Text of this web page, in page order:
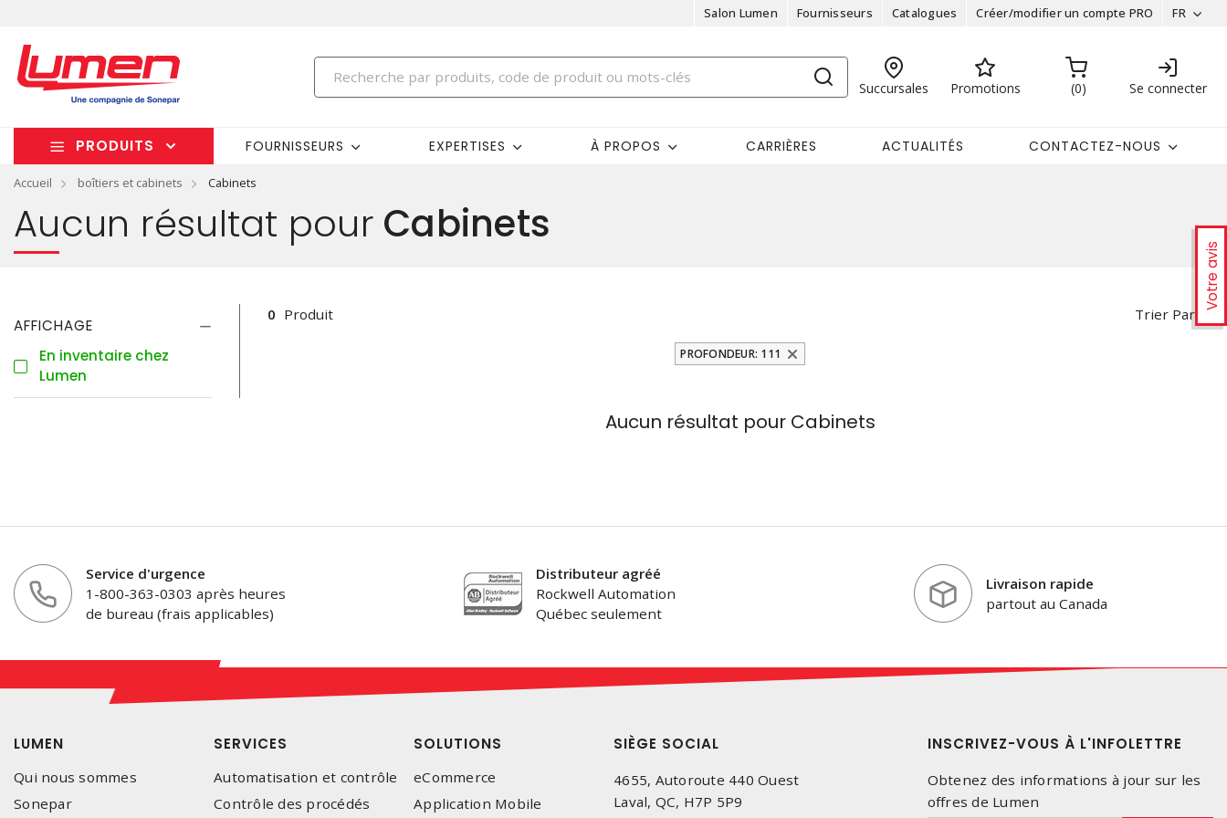
Salon Lumen Fournisseurs Catalogues Créer/modifier un compte PRO FR
Succursales Promotions 0 Se connecter
PRODUITS FOURNISSEURS EXPERTISES À PROPOS CARRIÈRES ACTUALITÉS CONTACTEZ-NOUS
Accueil boîtiers et cabinets Cabinets
Votre avis
Aucun résultat pour Cabinets
AFFICHAGE
En inventaire chez
Lumen
Trier Par
0 Produit
PROFONDEUR: 111
Aucun résultat pourCabinets
Service d'urgence
1-800-363-0303 après heures
de bureau (frais applicables)
Distributeur agréé
Rockwell Automation
Québec seulement
Livraison rapide
partout au Canada
LUMEN
Qui nous sommes
Sonepar
SERVICES
Automatisation et contrôle
Contrôle des procédés
SOLUTIONS
eCommerce
Application Mobile
SIÈGE SOCIAL
4655, Autoroute 440 Ouest
Laval, QC, H7P 5P9
INSCRIVEZ-VOUS À L'INFOLETTRE
Obtenez des informations à jour sur les
offres de Lumen